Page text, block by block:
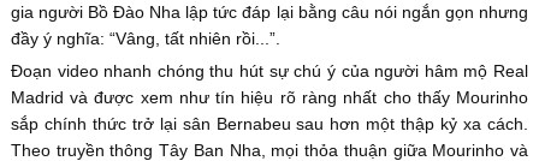
gia người Bồ Đào Nha lập tức đáp lại bằng câu nói ngắn gọn nhưng
đầy ý nghĩa: “Vâng, tất nhiên rồi...”.
Đoạn video nhanh chóng thu hút sự chú ý của người hâm mộ Real
Madrid và được xem như tín hiệu rõ ràng nhất cho thấy Mourinho
sắp chính thức trở lại sân Bernabeu sau hơn một thập kỷ xa cách.
Theo truyền thông Tây Ban Nha, mọi thỏa thuận giữa Mourinho và